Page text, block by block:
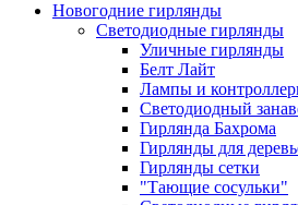
Новогодние гирлянды
Светодиодные гирлянды
Уличные гирлянды
Белт Лайт
Лампы и
Светодиодный
Гирлянда Бахрома
Гирлянды для
Гирлянды сетки
"Тающие сосульки"